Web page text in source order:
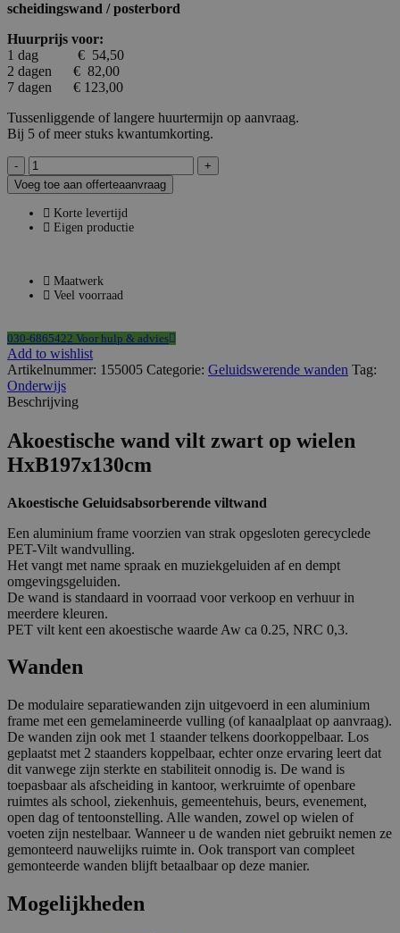
scheidingswand / posterbord
Huurprijs voor:
1 dag € 54,50
2 dagen € 82,00
7 dagen € 123,00
Tussenliggende of langere huurtermijn op aanvraag.
Bij 5 of meer stuks kwantumkorting.
Akoestische
wand
vilt
zwart
op
aantal
Voeg toe aan offerteaanvraag
Korte levertijd
Eigen productie
Maatwerk
Veel voorraad
030-6865422 Voor hulp & advies
Add to wishlist
Artikelnummer: 155005 Categorie: Geluidswerende wanden Tag:
Onderwijs
Beschrijving
Akoestische wand vilt zwart op wielen
HxB197x130cm
Akoestische Geluidsabsorberende viltwand
Een aluminium frame voorzien van strak opgesloten gerecyclede
PET-Vilt wandvulling.
Het vangt met name spraak en muziekgeluiden af en dempt
omgevingsgeluiden.
De wand is standaard in voorraad voor verkoop en verhuur in
meerdere kleuren.
PET vilt kent een akoestische waarde Aw ca 0.25, NRC 0,3.
Wanden
De modulaire separatiewanden zijn uitgevoerd in een aluminium
frame met een gemelamineerde vulling (of kanaalplaat op aanvraag).
De wanden zijn ook met 1 staander telkens doorkoppelbaar. Los
geplaatst met 2 staanders koppelbaar, echter onze ervaring leert dat
dit vanwege zijn sterkte en stabiliteit onnodig is. De wand is
toepasbaar als afscheiding in kantoor, werkruimte of openbare
ruimtes als school, ziekenhuis, gemeentehuis, beurs, evenement,
open dag of tentoonstelling. Alle wanden, zowel op wielen of
voeten zijn nestelbaar. Wanneer u de wanden niet gebruikt nemen ze
gemonteerd nauwelijks ruimte in. Ook transport van compleet
gemonteerde wanden blijft betaalbaar op deze manier.
Mogelijkheden